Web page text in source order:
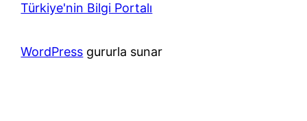
Türkiye'nin Bilgi Portalı
WordPress gururla sunar